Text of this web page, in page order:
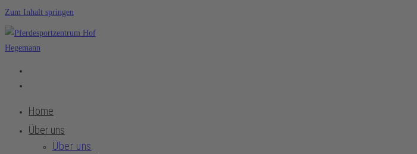
Zum Inhalt springen
Home
Über uns
Über uns